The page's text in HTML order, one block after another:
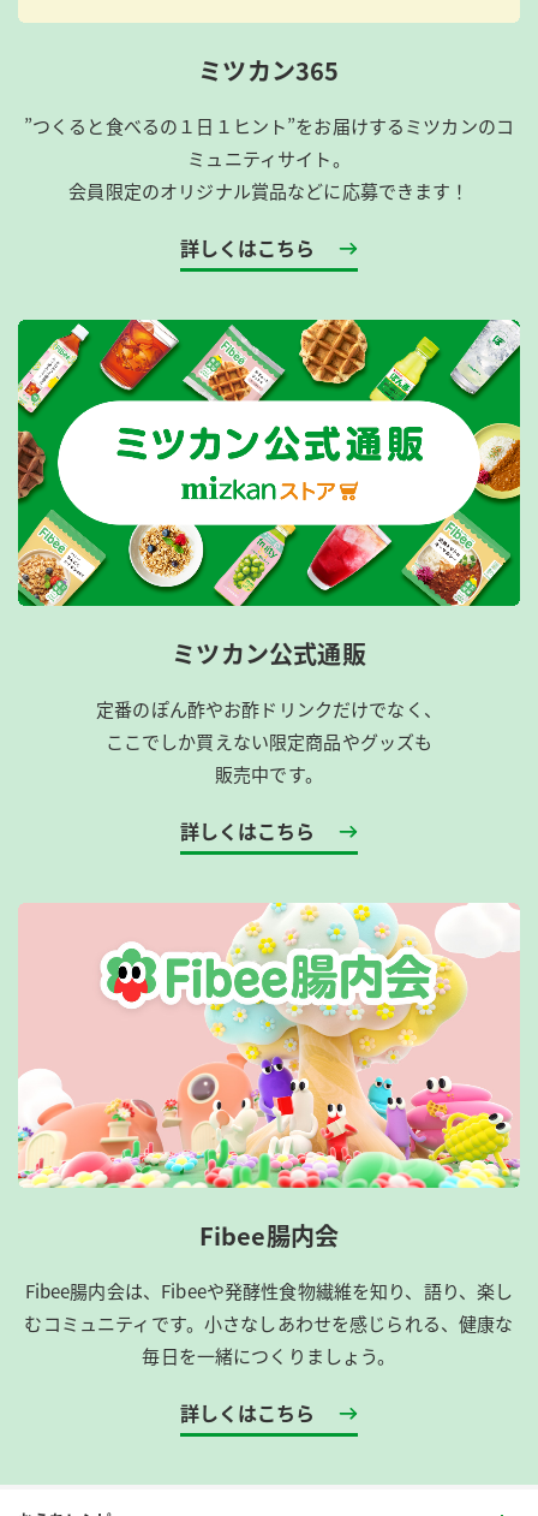
ミツカン365
”つくると食べるの１日１ヒント”をお届けするミツカンのコ
ミュニティサイト。
会員限定のオリジナル賞品などに応募できます！
詳しくはこちら
ミツカン公式通販
定番のぽん酢やお酢ドリンクだけでなく、
ここでしか買えない限定商品やグッズも
販売中です。
詳しくはこちら
Fibee腸内会
Fibee腸内会は、​Fibeeや発酵性食物繊維を知り、語り、楽し
むコミュニティです。​小さなしあわせを感じられる、健康な
毎日を一緒につくりましょう。
詳しくはこちら